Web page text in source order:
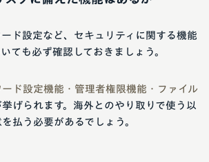
ド設定など、セキュリティに関する機能
ても必ず確認しておきましょう。
ード設定機能・管理者権限機能・ファイル
挙げられます。海外とのやり取りで使う以
払う必要があるでしょう。